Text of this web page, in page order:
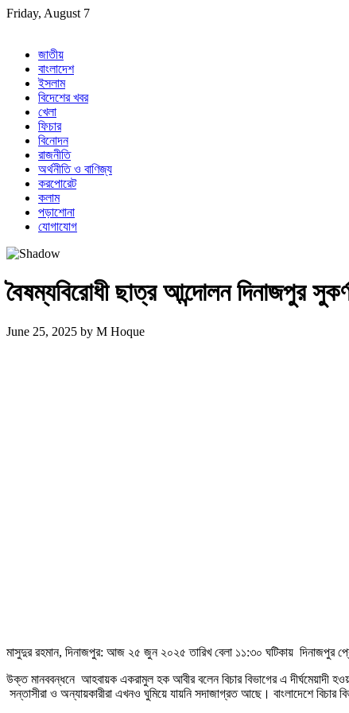
Skip
Friday, August 7
জাতীয়
বাংলাদেশ
ইসলাম
বিদেশের খবর
খেলা
ফিচার
বিনোদন
রাজনীতি
অর্থনীতি ও বাণিজ্য
করপোরেট
কলাম
পড়াশোনা
যোগাযোগ
বৈষম্যবিরোধী ছাত্র আন্দোলন দিনাজপুর
June 25, 2025 by M Hoque
মাসুদুর রহমান, দিনাজপুর: আজ ২৫ জুন ২০২৫ তারিখ বেলা ১১:৩০ ঘটিকায় দিনাজপুর
উক্ত মানববন্ধনে আহবায়ক একরামুল হক আবীর বলেন বিচার বিভাগের এ দীর্ঘমেয়াদী
সন্তাসীরা ও অন্যায়কারীরা এখনও ঘুমিয়ে যায়নি সদাজাগ্রত আছে। বাংলাদেশে বিচার